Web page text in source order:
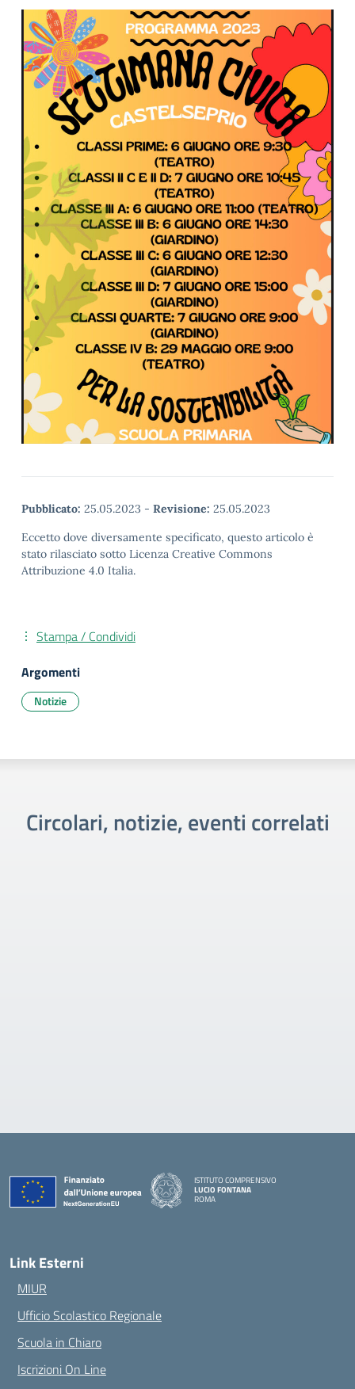
Pubblicato: 25.05.2023 - Revisione: 25.05.2023
Eccetto dove diversamente specificato, questo articolo è
stato rilasciato sotto Licenza Creative Commons
Attribuzione 4.0 Italia.
Stampa / Condividi
Argomenti
Notizie
Circolari, notizie, eventi correlati
ISTITUTO COMPRENSIVO
LUCIO FONTANA
ROMA
Link Esterni
MIUR
Ufficio Scolastico Regionale
Scuola in Chiaro
Iscrizioni On Line